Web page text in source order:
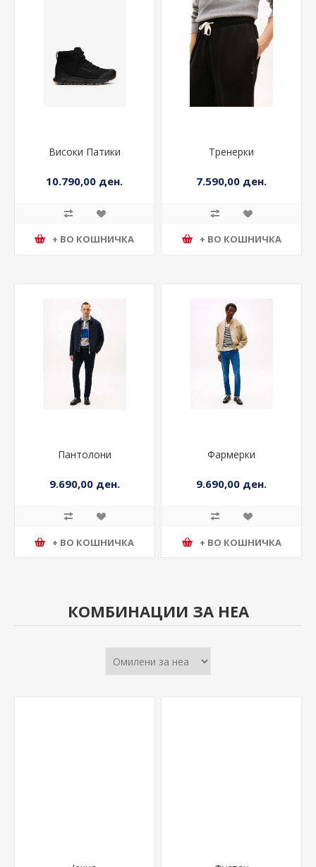
Високи Патики
10.790,00 ден.
+ ВО КОШНИЧКА
Тренерки
7.590,00 ден.
+ ВО КОШНИЧКА
Пантолони
9.690,00 ден.
+ ВО КОШНИЧКА
Фармерки
9.690,00 ден.
+ ВО КОШНИЧКА
КОМБИНАЦИИ ЗА НЕА